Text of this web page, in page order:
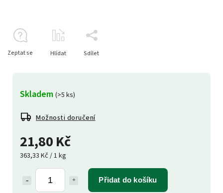
21,80 Kč
363,33 Kč / 1 kg
Přidat do košíku
Skladem (>5 ks)
Možnosti doručení
Zeptat se Hlídat Sdílet